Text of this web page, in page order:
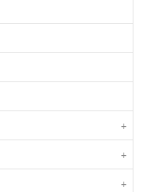
+
+
+